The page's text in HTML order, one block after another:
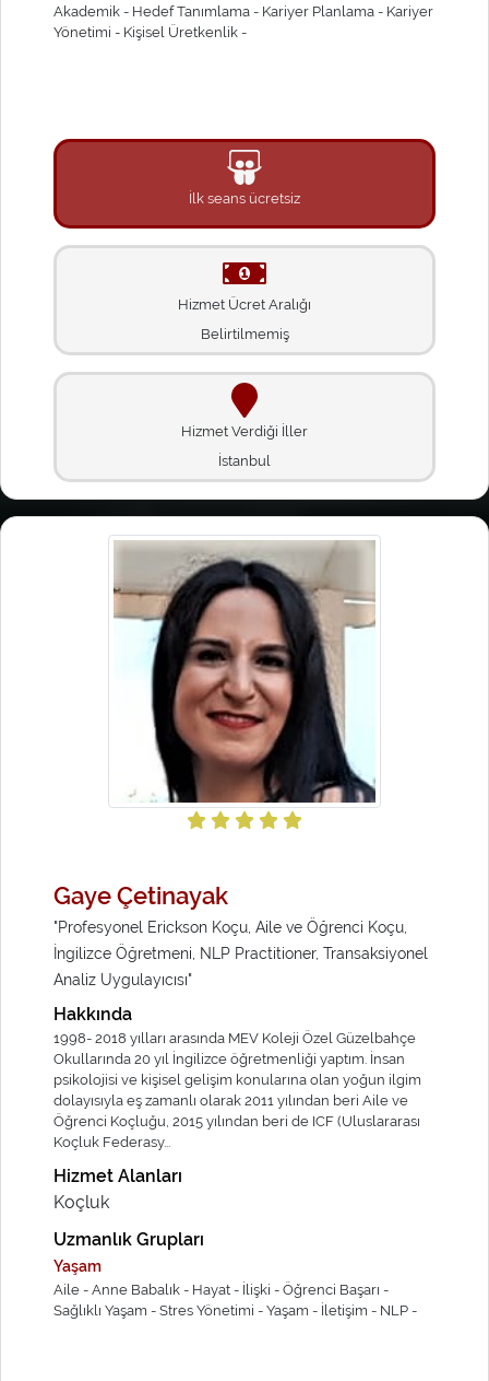
Akademik - Hedef Tanımlama - Kariyer Planlama - Kariyer
Yönetimi - Kişisel Üretkenlik -
İlk seans ücretsiz
Hizmet Ücret Aralığı
Belirtilmemiş
Hizmet Verdiği İller
İstanbul
Gaye Çetinayak
"Profesyonel Erickson Koçu, Aile ve Öğrenci Koçu,
İngilizce Öğretmeni, NLP Practitioner, Transaksiyonel
Analiz Uygulayıcısı"
Hakkında
1998- 2018 yılları arasında MEV Koleji Özel Güzelbahçe
Okullarında 20 yıl İngilizce öğretmenliği yaptım. İnsan
psikolojisi ve kişisel gelişim konularına olan yoğun ilgim
dolayısıyla eş zamanlı olarak 2011 yılından beri Aile ve
Öğrenci Koçluğu, 2015 yılından beri de ICF (Uluslararası
Koçluk Federasy...
Hizmet Alanları
Koçluk
Uzmanlık Grupları
Yaşam
Aile - Anne Babalık - Hayat - İlişki - Öğrenci Başarı -
Sağlıklı Yaşam - Stres Yönetimi - Yaşam - İletişim - NLP -